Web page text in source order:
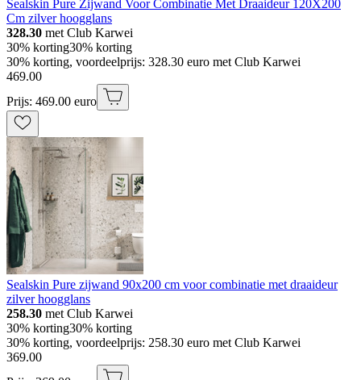
Sealskin Pure Zijwand Voor Combinatie Met Draaideur 120X200
Cm zilver hoogglans
328.30 met Club Karwei
30% korting30% korting
30% korting, voordeelprijs: 328.30 euro met Club Karwei
469.00
Prijs: 469.00 euro
Sealskin Pure zijwand 90x200 cm voor combinatie met draaideur
zilver hoogglans
258.30 met Club Karwei
30% korting30% korting
30% korting, voordeelprijs: 258.30 euro met Club Karwei
369.00